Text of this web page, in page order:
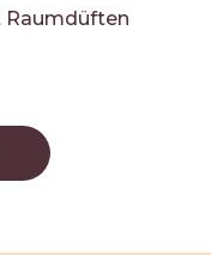
Raumdüften